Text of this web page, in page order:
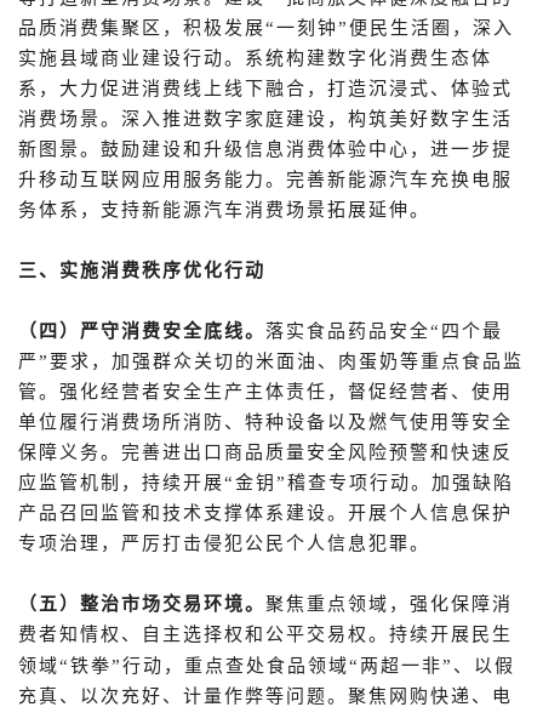
品质消费集聚区，积极发展“一刻钟”便民生活圈，深入
实施县域商业建设行动。系统构建数字化消费生态体
系，大力促进消费线上线下融合，打造沉浸式、体验式
消费场景。深入推进数字家庭建设，构筑美好数字生活
新图景。鼓励建设和升级信息消费体验中心，进一步提
升移动互联网应用服务能力。完善新能源汽车充换电服
务体系，支持新能源汽车消费场景拓展延伸。
三、实施消费秩序优化行动
（四）严守消费安全底线。 落实食品药品安全“四个最
严”要求，加强群众关切的米面油、肉蛋奶等重点食品监
管。强化经营者安全生产主体责任，督促经营者、使用
单位履行消费场所消防、特种设备以及燃气使用等安全
保障义务。完善进出口商品质量安全风险预警和快速反
应监管机制，持续开展“金钥”稽查专项行动。加强缺陷
产品召回监管和技术支撑体系建设。开展个人信息保护
专项治理，严厉打击侵犯公民个人信息犯罪。
（五）整治市场交易环境。 聚焦重点领域，强化保障消
费者知情权、自主选择权和公平交易权。持续开展民生
领域“铁拳”行动，重点查处食品领域“两超一非”、以假
充真、以次充好、计量作弊等问题。聚焦网购快递、电